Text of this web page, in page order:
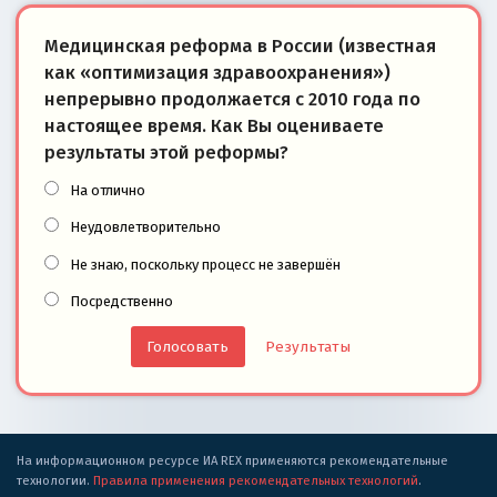
Медицинская реформа в России (известная
как «оптимизация здравоохранения»)
непрерывно продолжается с 2010 года по
настоящее время. Как Вы оцениваете
результаты этой реформы?
На отлично
Неудовлетворительно
Не знаю, поскольку процесс не завершён
Посредственно
Результаты
На информационном ресурсе ИА REX применяются рекомендательные
технологии. Правила применения рекомендательных технологий.